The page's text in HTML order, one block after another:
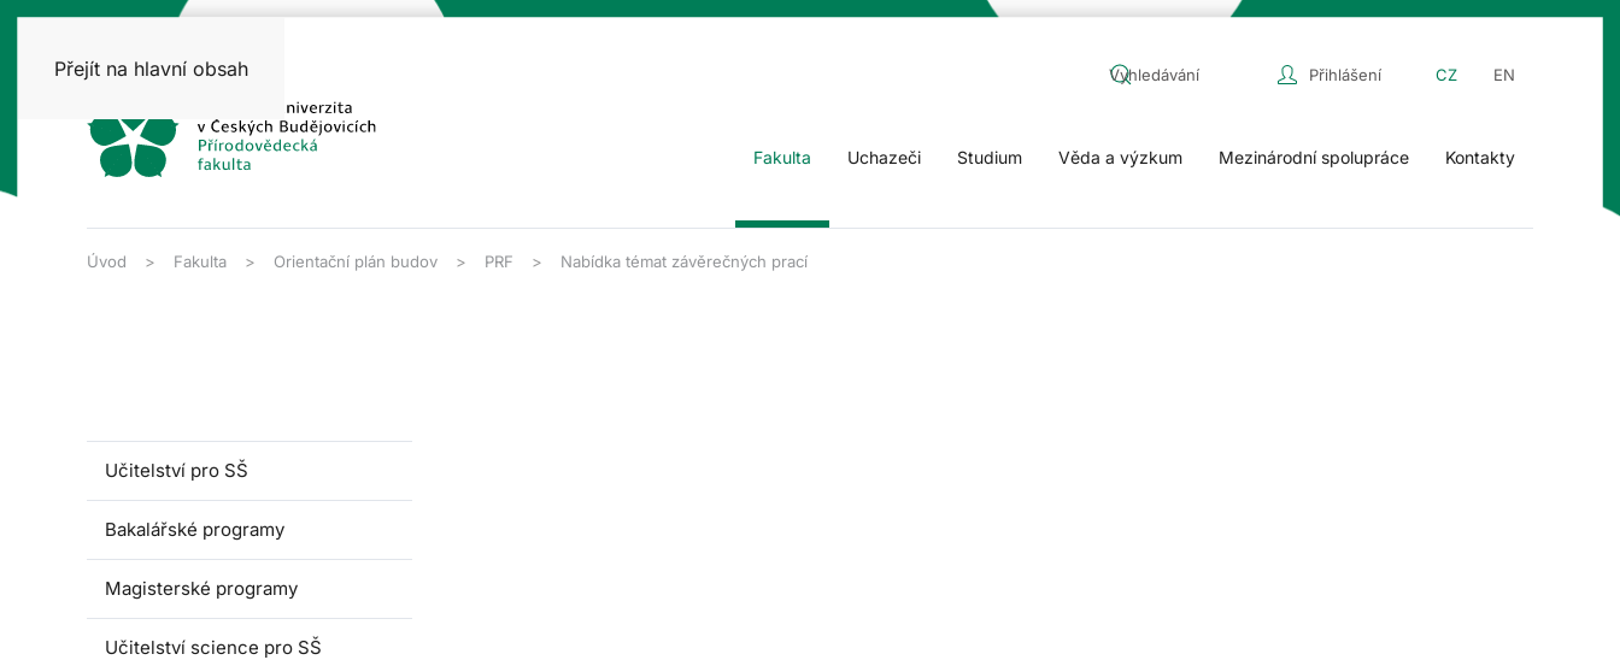
Přejít na hlavní obsah Přihlášení CZ EN
Fakulta Uchazeči Studium Věda a výzkum Mezinárodní spolupráce Kontakty
Úvod Fakulta Orientační plán budov PRF Nabídka témat závěrečných prací
Učitelství pro SŠ
Bakalářské programy
Magisterské programy
Učitelství science pro SŠ